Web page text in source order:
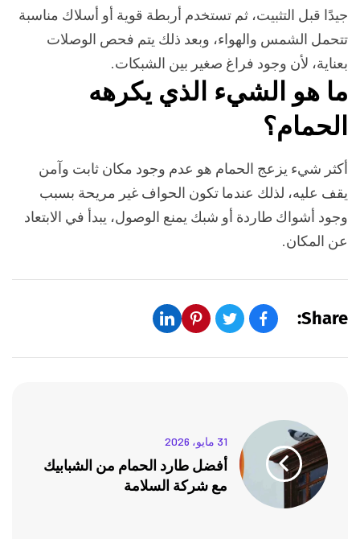
جيدًا قبل التثبيت، ثم تستخدم أربطة قوية أو أسلاك مناسبة
تتحمل الشمس والهواء، وبعد ذلك يتم فحص الوصلات
بعناية، لأن وجود فراغ صغير بين الشبكات.
ما هو الشيء الذي يكرهه
الحمام؟
أكثر شيء يزعج الحمام هو عدم وجود مكان ثابت وآمن
يقف عليه، لذلك عندما تكون الحواف غير مريحة بسبب
وجود أشواك طاردة أو شبك يمنع الوصول، يبدأ في الابتعاد
عن المكان.
Share:
31 مايو، 2026
أفضل طارد الحمام من الشبابيك
مع شركة السلامة